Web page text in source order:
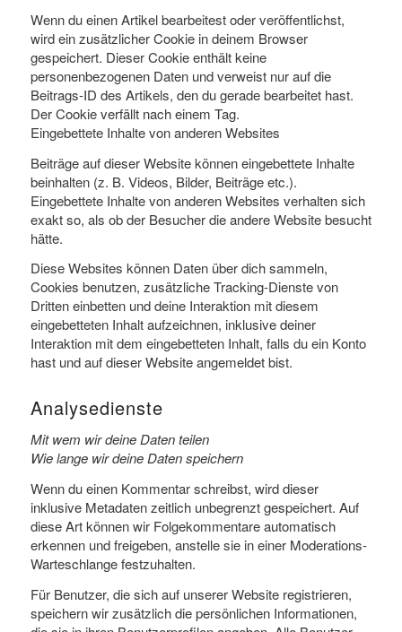
Wenn du einen Artikel bearbeitest oder veröffentlichst,
wird ein zusätzlicher Cookie in deinem Browser
gespeichert. Dieser Cookie enthält keine
personenbezogenen Daten und verweist nur auf die
Beitrags-ID des Artikels, den du gerade bearbeitet hast.
Der Cookie verfällt nach einem Tag.
Eingebettete Inhalte von anderen Websites
Beiträge auf dieser Website können eingebettete Inhalte
beinhalten (z. B. Videos, Bilder, Beiträge etc.).
Eingebettete Inhalte von anderen Websites verhalten sich
exakt so, als ob der Besucher die andere Website besucht
hätte.
Diese Websites können Daten über dich sammeln,
Cookies benutzen, zusätzliche Tracking-Dienste von
Dritten einbetten und deine Interaktion mit diesem
eingebetteten Inhalt aufzeichnen, inklusive deiner
Interaktion mit dem eingebetteten Inhalt, falls du ein Konto
hast und auf dieser Website angemeldet bist.
Analysedienste
Mit wem wir deine Daten teilen
Wie lange wir deine Daten speichern
Wenn du einen Kommentar schreibst, wird dieser
inklusive Metadaten zeitlich unbegrenzt gespeichert. Auf
diese Art können wir Folgekommentare automatisch
erkennen und freigeben, anstelle sie in einer Moderations-
Warteschlange festzuhalten.
Für Benutzer, die sich auf unserer Website registrieren,
speichern wir zusätzlich die persönlichen Informationen,